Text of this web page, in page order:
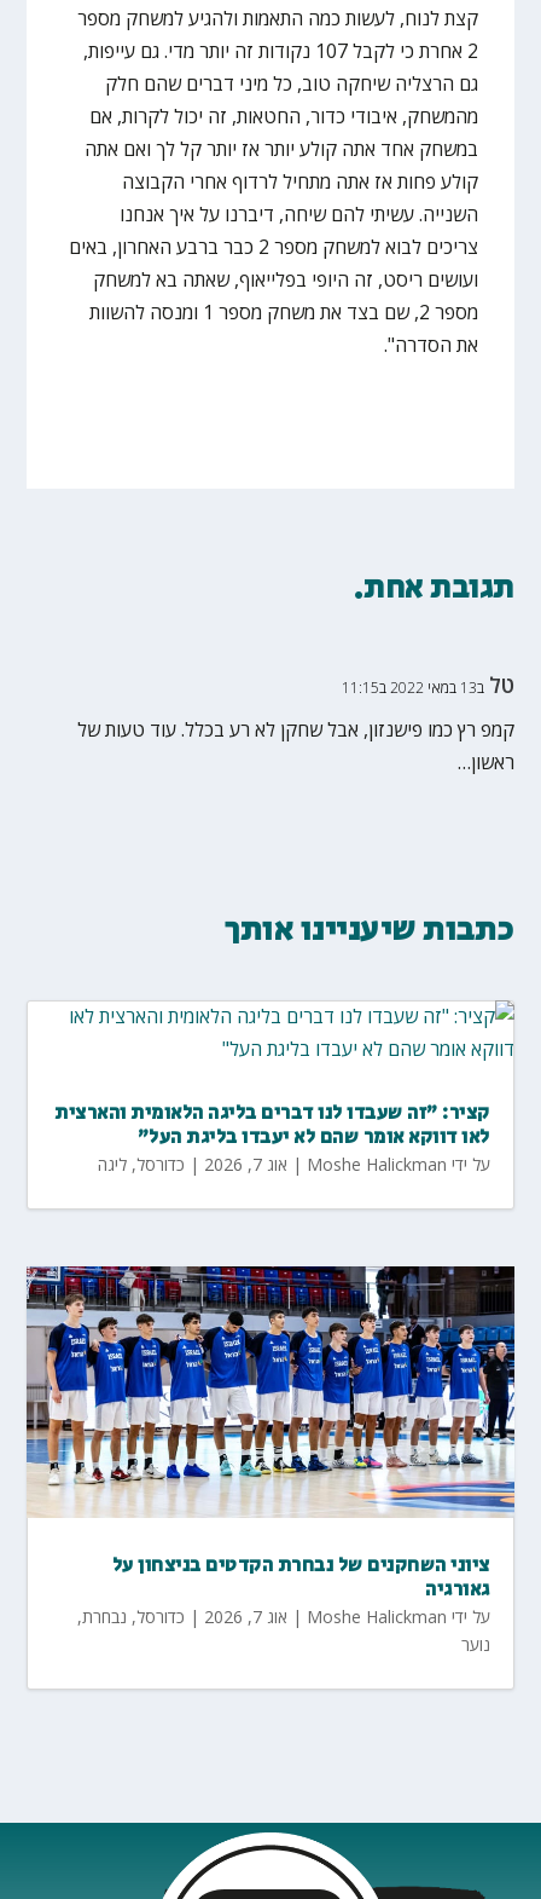
קצת לנוח, לעשות כמה התאמות ולהגיע למשחק מספר
2 אחרת כי לקבל 107 נקודות זה יותר מדי. גם עייפות,
גם הרצליה שיחקה טוב, כל מיני דברים שהם חלק
מהמשחק, איבודי כדור, החטאות, זה יכול לקרות, אם
במשחק אחד אתה קולע יותר אז יותר קל לך ואם אתה
קולע פחות אז אתה מתחיל לרדוף אחרי הקבוצה
השנייה. עשיתי להם שיחה, דיברנו על איך אנחנו
צריכים לבוא למשחק מספר 2 כבר ברבע האחרון, באים
ועושים ריסט, זה היופי בפלייאוף, שאתה בא למשחק
מספר 2, שם בצד את משחק מספר 1 ומנסה להשוות
את הסדרה".
תגובת אחת.
טל ב13 במאי 2022 ב11:15
קמפ רץ כמו פישנזון, אבל שחקן לא רע בכלל. עוד טעות של
ראשון…
כתבות שיעניינו אותך
קציר: "זה שעבדו לנו דברים בליגה הלאומית והארצית
לאו דווקא אומר שהם לא יעבדו בליגת העל"
על ידי Moshe Halickman
| אוג 7, 2026 | כדורסל,ליגה
ציוני השחקנים של נבחרת הקדטים בניצחון על
גאורגיה
על ידי Moshe Halickman
| אוג 7, 2026 | כדורסל, נבחרת,
נוער